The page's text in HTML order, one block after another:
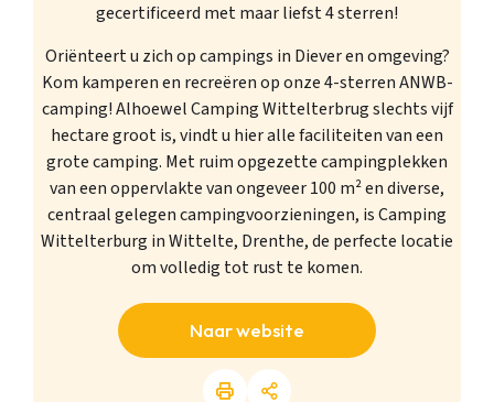
gecertificeerd met maar liefst 4 sterren!
Oriënteert u zich op campings in Diever en omgeving?
Kom kamperen en recreëren op onze 4-sterren ANWB-
camping! Alhoewel Camping Wittelterbrug slechts vijf
hectare groot is, vindt u hier alle faciliteiten van een
grote camping. Met ruim opgezette campingplekken
van een oppervlakte van ongeveer 100 m² en diverse,
centraal gelegen campingvoorzieningen, is Camping
Wittelterburg in Wittelte, Drenthe, de perfecte locatie
om volledig tot rust te komen.
Naar website